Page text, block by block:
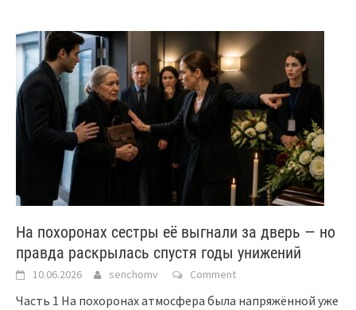
На похоронах сестры её выгнали за дверь — но
правда раскрылась спустя годы унижений
10.06.2026 senchomv Comment
Часть 1 На похоронах атмосфера была напряжённой уже